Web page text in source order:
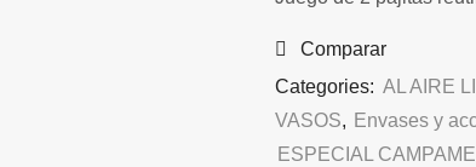
Comparar
Categories: AL AIRE
VASOS, Envases y
ESPECIAL